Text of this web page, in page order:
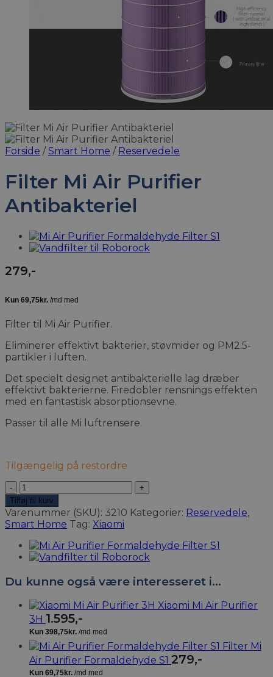
Forside / Smart Home / Reservedele
Filter Mi Air Purifier
Antibakteriel
279,-
Filter til Mi Air Purifier.
Eliminerer effektivt bakterier, støvmider og PM2.5-
partikler i luften.
Det specielt designet antibakterielle lag dræber
effektivt bakterierne. Firedobler rensnings effekten
med en fantastisk absorptionsevne.
Passer til alle Mi luftrensere.
Tilgængelig på restordre
Filter
Mi
Air
Purifier
Antibakteriel
antal
Tilføj til kurv
Varenummer (SKU): 3210 Kategorier: Reservedele,
Smart Home Tag: Xiaomi
Du kunne også være interesseret i…
Xiaomi Mi Air Purifier
3H 1.595,-
Filter Mi
Air Purifier Formaldehyde S1 279,-